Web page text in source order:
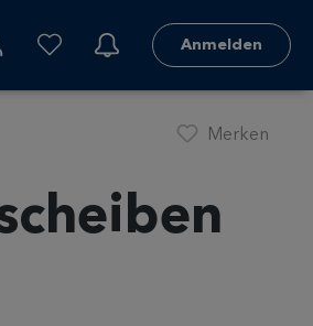
Anmelden
Merken